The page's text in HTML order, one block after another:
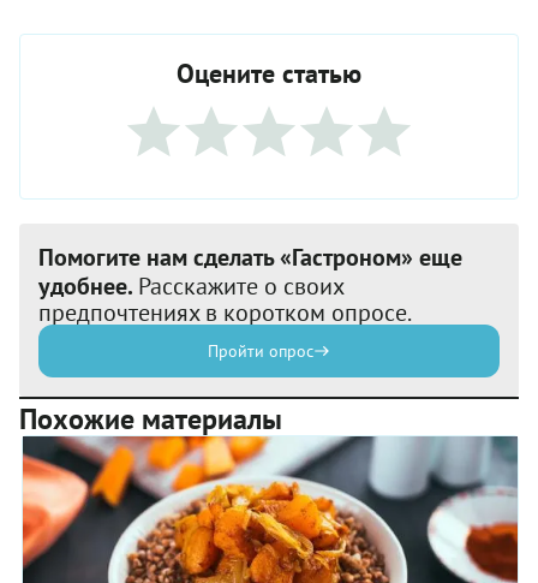
Оцените статью
Помогите нам сделать «Гастроном» еще
удобнее. Расскажите о своих
предпочтениях в коротком опросе.
Пройти опрос
Похожие материалы